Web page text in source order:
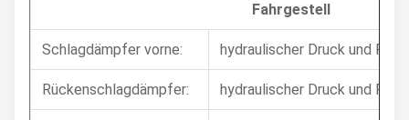
Fahrgestell
Schlagdämpfer vorne: hydraulischer Druck und
Rückenschlagdämpfer: hydraulischer Druck und